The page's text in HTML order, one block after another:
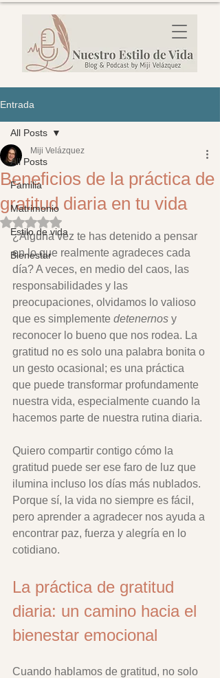
Entrada
All Posts
Familia
Matrimonio
Estilo de vida
Bienestar
All Posts
Beneficios de la práctica de
gratitud diaria en tu vida
Miji Velázquez
Obtuvo NaN de 5 estrellas.
¿Alguna vez te has detenido a pensar
en lo que realmente agradeces cada
día? A veces, en medio del caos, las
responsabilidades y las
preocupaciones, olvidamos lo valioso
que es simplemente detenernos y
reconocer lo bueno que nos rodea. La
gratitud no es solo una palabra bonita o
un gesto ocasional; es una práctica
que puede transformar profundamente
nuestra vida, especialmente cuando la
hacemos parte de nuestra rutina diaria.
Quiero compartir contigo cómo la
gratitud puede ser ese faro de luz que
ilumina incluso los días más nublados.
Porque sí, la vida no siempre es fácil,
pero aprender a agradecer nos ayuda a
encontrar paz, fuerza y alegría en lo
cotidiano.
La práctica de gratitud
diaria: un camino hacia el
bienestar emocional
Cuando hablamos de gratitud, no solo